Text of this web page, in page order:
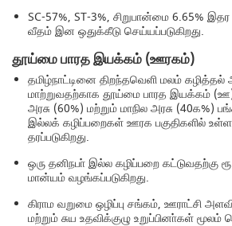
SC-57%, ST-3%, சிறுபான்மை 6.65%
வீதம் இன ஒதுக்கீடு செய்யப்படுகிறது.
தூய்மை பாரத இயக்கம் (ஊரகம்)
தமிழ்நாட்டினை திறந்தவெளி மலம் கழித்தல்
மாற்றுவதற்காக தூய்மை பாரத இயக்கம்
அரசு (60%) மற்றும் மாநில அரசு (40க%)
இல்லக் கழிப்பறைகள் ஊரக பகுதிகளில் உள்ள
தரப்படுகிறது.
ஒரு தனிநபா் இல்ல கழிப்பறை கட்டுவதற்கு
மான்யம் வழங்கப்படுகிறது.
கிராம வறுமை ஒழிப்பு சங்கம், ஊராட்சி
மற்றும் சுய உதவிக்குழு உறுப்பினா்கள்